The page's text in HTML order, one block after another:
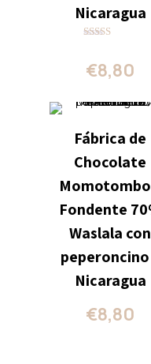
Nicaragua
su 5
€8,80
Fábrica de
Chocolate
Fondente
Waslala con
peperoncino
Nicaragua
€8,80